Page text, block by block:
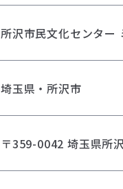
所沢市民文化センター
埼玉県・所沢市
〒359-0042 埼玉県所